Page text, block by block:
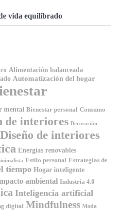
vida equilibrado
Alimentación balanceada
Automatización del hogar
mental Bienestar personal Consumo
de interiores Decoración
Diseño de interiores
Energías renovables
Estilo personal Estrategias de
tiempo Hogar inteligente
ambiental Industria 4.0
Inteligencia artificial
digital Mindfulness Moda